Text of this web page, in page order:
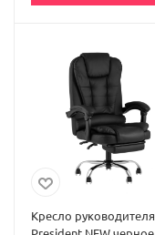
Кресло руководителя